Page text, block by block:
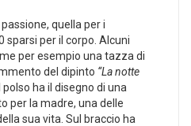
quella per i
sparsi per il corpo. Alcuni
per esempio una tazza di
del dipinto “La notte
polso ha il disegno di una
per la madre, una delle
sua vita. Sul braccio ha